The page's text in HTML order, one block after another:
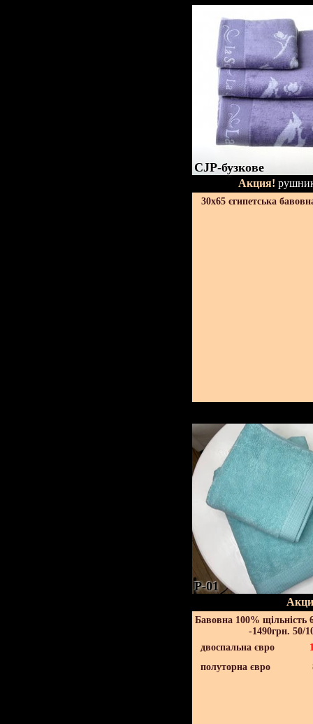
CJP-бузкове
Акция!
30х65 єгипетська
P-01
Бавовна 100% щільність
-1490грн. 50/
двоспальна євро
полуторна євро